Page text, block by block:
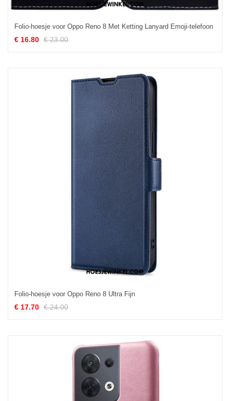
Folio-hoesje voor Oppo Reno 8 Met Ketting Lanyard Emoji-telefoon
€ 16.80 € 23.00
Folio-hoesje voor Oppo Reno 8 Ultra Fijn
€ 17.70 € 24.00